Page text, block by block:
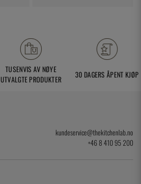
TUSENVIS AV NØYE
UTVALGTE PRODUKTER
30 DAGERS ÅPENT KJØP
kundeservice@thekitchenlab.no
+46 8 410 95 200